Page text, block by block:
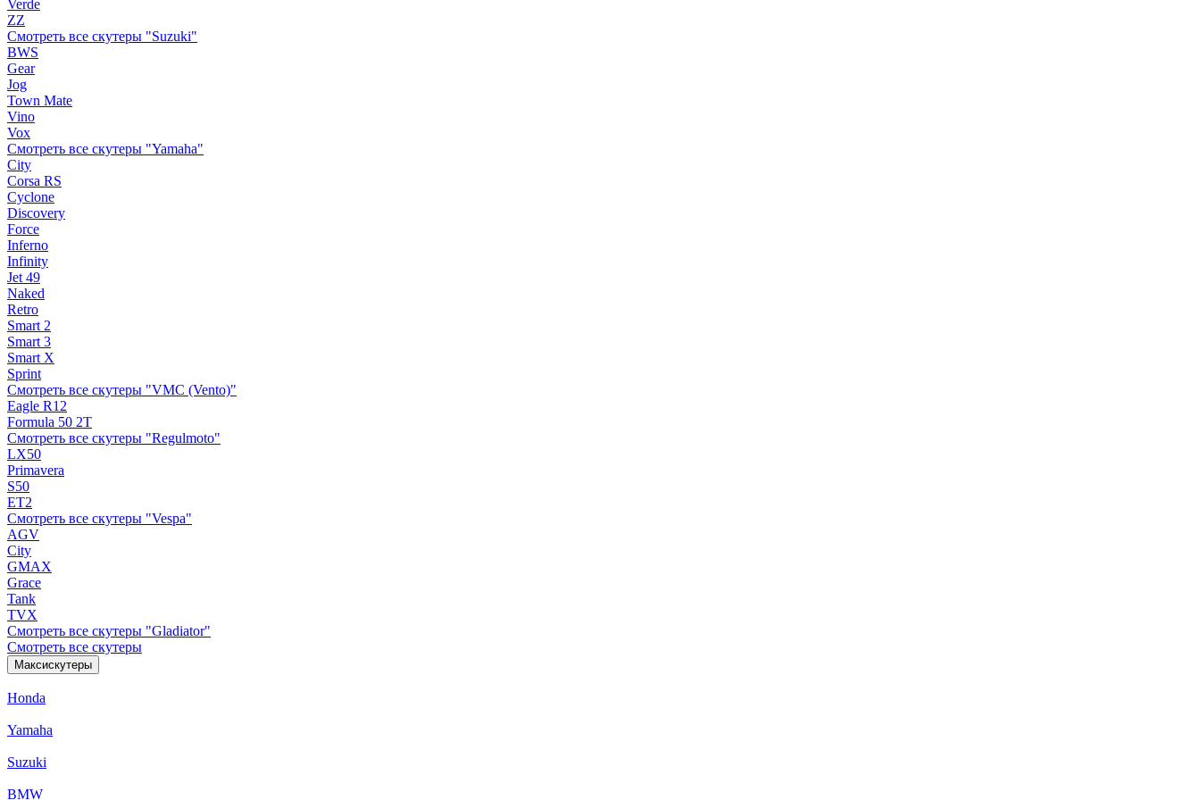
Verde
ZZ
Смотреть все скутеры "Suzuki"
BWS
Gear
Jog
Town Mate
Vino
Vox
Смотреть все скутеры "Yamaha"
City
Corsa RS
Cyclone
Discovery
Force
Inferno
Infinity
Jet 49
Naked
Retro
Smart 2
Smart 3
Smart X
Sprint
Смотреть все скутеры "VMC (Vento)"
Eagle R12
Formula 50 2Т
Смотреть все скутеры "Regulmoto"
LX50
Primavera
S50
ET2
Смотреть все скутеры "Vespa"
AGV
City
GMAX
Grace
Tank
TVX
Смотреть все скутеры "Gladiator"
Смотреть все скутеры
Максискутеры
Honda
Yamaha
Suzuki
BMW